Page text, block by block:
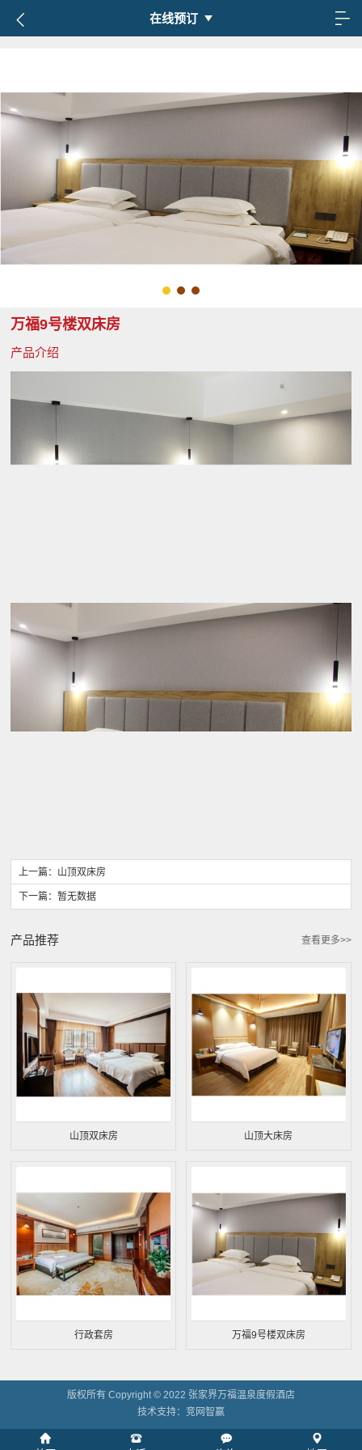
在线预订
万福9号楼双床房
产品介绍
上一篇： 山顶双床房
下一篇：暂无数据
查看更多>>
产品推荐
山顶双床房 山顶大床房
行政套房 万福9号楼双床房
版权所有 Copyright © 2022 张家界万福温泉度假酒店
技术支持： 竞网智赢